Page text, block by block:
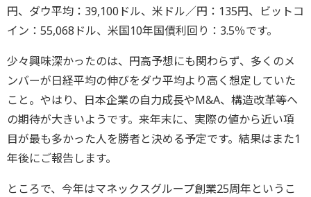
円、ダウ平均：39,100ドル、米ドル／円：135円、ビットコ
イン：55,068ドル、米国10年国債利回り：3.5％です。
少々興味深かったのは、円高予想にも関わらず、多くのメ
ンバーが日経平均の伸びをダウ平均より高く想定していた
こと。やはり、日本企業の自力成長やM&A、構造改革等へ
の期待が大きいようです。来年末に、実際の値から近い項
目が最も多かった人を勝者と決める予定です。結果はまた1
年後にご報告します。
ところで、今年はマネックスグループ創業25周年というこ